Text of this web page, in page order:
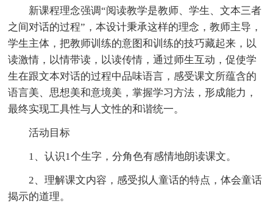
新课程理念强调“阅读教学是教师、学生、文本三者
之间对话的过程”，本设计秉承这样的理念，教师主导，
学生主体，把教师训练的意图和训练的技巧藏起来，以
读激情，以情带读，以读传情，通过师生互动，促使学
生在跟文本对话的过程中品味语言，感受课文所蕴含的
语言美、思想美和意境美，掌握学习方法，形成能力，
最终实现工具性与人文性的和谐统一。
活动目标
1、认识1个生字，分角色有感情地朗读课文。
2、理解课文内容，感受拟人童话的特点，体会童话
揭示的道理。